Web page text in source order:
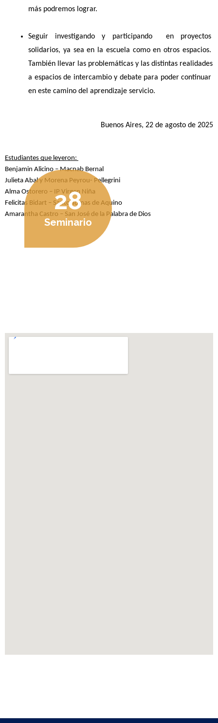
más podremos lograr.
Seguir investigando y participando  en proyectos
solidarios, ya sea en la escuela como en otros espacios.
También llevar las problemáticas y las distintas realidades
a espacios de intercambio y debate para poder continuar
en este camino del aprendizaje servicio.
Buenos Aires, 22 de agosto de 2025
Estudiantes que leyeron:
Benjamin Alicino – Macnab Bernal
Julieta Abal y Morena Peyrou- Pellegrini
Alma Ostorero – IP Virgen Niña
Felicitas Bidart – Santo Tomas de Aquino
Amarantha Castro – San José de la Palabra de Dios
28
Seminario